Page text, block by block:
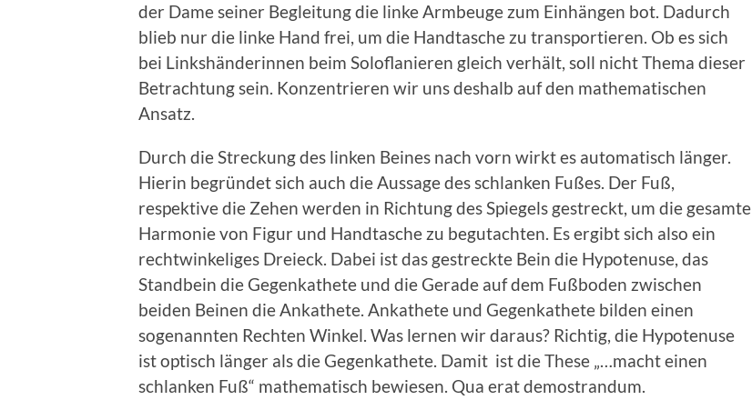
der Dame seiner Begleitung die linke Armbeuge zum Einhängen bot. Dadurch
blieb nur die linke Hand frei, um die Handtasche zu transportieren. Ob es sich
bei Linkshänderinnen beim Soloflanieren gleich verhält, soll nicht Thema dieser
Betrachtung sein. Konzentrieren wir uns deshalb auf den mathematischen
Ansatz.
Durch die Streckung des linken Beines nach vorn wirkt es automatisch länger.
Hierin begründet sich auch die Aussage des schlanken Fußes. Der Fuß,
respektive die Zehen werden in Richtung des Spiegels gestreckt, um die gesamte
Harmonie von Figur und Handtasche zu begutachten. Es ergibt sich also ein
rechtwinkeliges Dreieck. Dabei ist das gestreckte Bein die Hypotenuse, das
Standbein die Gegenkathete und die Gerade auf dem Fußboden zwischen
beiden Beinen die Ankathete. Ankathete und Gegenkathete bilden einen
sogenannten Rechten Winkel. Was lernen wir daraus? Richtig, die Hypotenuse
ist optisch länger als die Gegenkathete. Damit ist die These „…macht einen
schlanken Fuß“ mathematisch bewiesen. Qua erat demostrandum.